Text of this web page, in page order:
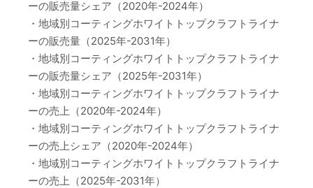
ーの販売量シェア（2020年-2024年）
・地域別コーティングホワイトトップクラフトライナ
ーの販売量（2025年-2031年）
・地域別コーティングホワイトトップクラフトライナ
ーの販売量シェア（2025年-2031年）
・地域別コーティングホワイトトップクラフトライナ
ーの売上（2020年-2024年）
・地域別コーティングホワイトトップクラフトライナ
ーの売上シェア（2020年-2024年）
・地域別コーティングホワイトトップクラフトライナ
ーの売上（2025年-2031年）